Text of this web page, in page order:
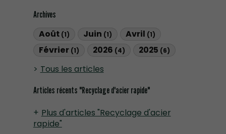
Archives
Août (1) Juin (1) Avril (1)
Février (1) 2026 (4) 2025 (6)
Tous les articles
Articles récents "Recyclage d'acier rapide"
Plus d'articles "Recyclage d'acier
rapide"